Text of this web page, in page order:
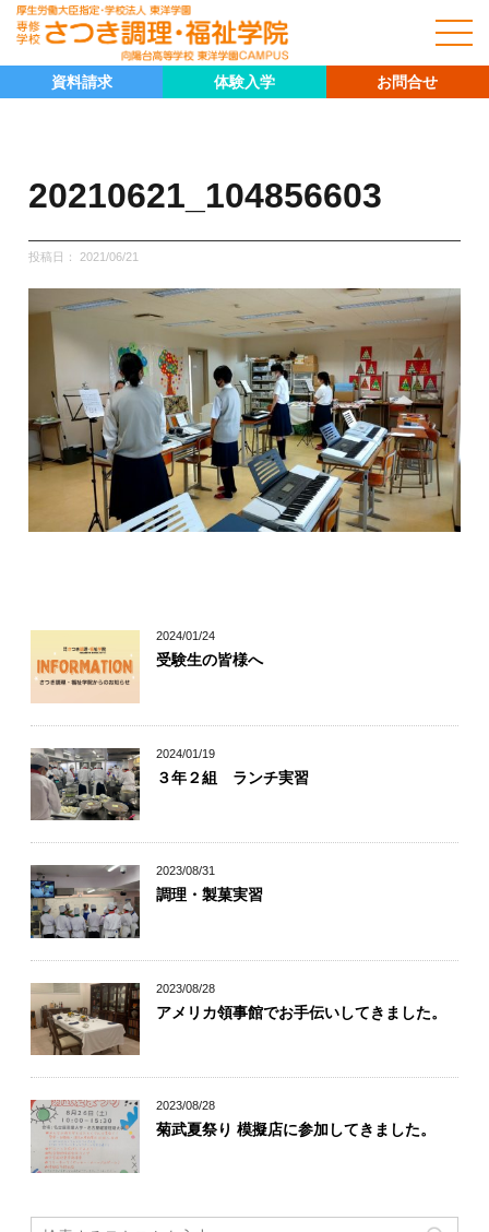
キャリア科
キャリア科の紹介
キャリア科の学び
自信が付けられる
丁寧な指導
個別指導
資料請求 体験入学 お問合せ
20210621_104856603
投稿日： 2021/06/21
2024/01/24
受験生の皆様へ
2024/01/19
３年２組 ランチ実習
2023/08/31
調理・製菓実習
2023/08/28
アメリカ領事館でお手伝いしてきました。
2023/08/28
菊武夏祭り 模擬店に参加してきました。